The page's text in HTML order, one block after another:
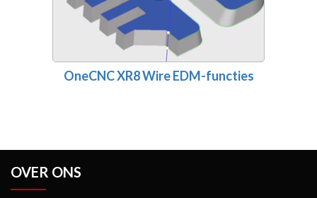
OneCNC XR8 Wire EDM-functies
OVER ONS